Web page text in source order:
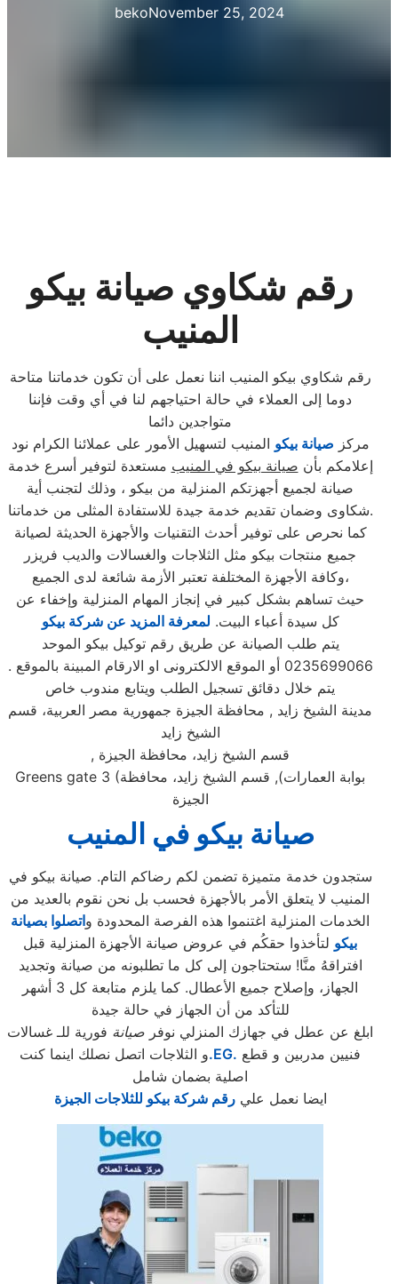
bekoNovember 25, 2024
رقم شكاوي صيانة بيكو
المنيب
رقم شكاوي بيكو المنيب اننا نعمل على أن تكون خدماتنا متاحة
دوما إلى العملاء في حالة احتياجهم لنا في أي وقت فإننا
متواجدين دائما
مركز صيانة بيكو المنيب لتسهيل الأمور على عملائنا الكرام نود
إعلامكم بأن صيانة بيكو في المنيب مستعدة لتوفير أسرع خدمة
صيانة لجميع أجهزتكم المنزلية من بيكو ، وذلك لتجنب أية
شكاوى وضمان تقديم خدمة جيدة للاستفادة المثلى من خدماتنا.
كما نحرص على توفير أحدث التقنيات والأجهزة الحديثة لصيانة
جميع منتجات بيكو مثل الثلاجات والغسالات والديب فریزر
وكافة الأجهزة المختلفة تعتبر الأزمة شائعة لدى الجميع،
حيث تساهم بشكل كبير في إنجاز المهام المنزلية وإخفاء عن
كل سيدة أعباء البيت. لمعرفة المزيد عن شركة بيكو
يتم طلب الصيانة عن طريق رقم توكيل بيكو الموحد
0235699066 أو الموقع الالكترونى او الارقام المبينة بالموقع .
يتم خلال دقائق تسجيل الطلب ويتابع مندوب خاص
مدينة الشيخ زايد , محافظة الجيزة جمهورية مصر العربية، قسم
الشيخ زايد
, قسم الشيخ زايد، محافظة الجيزة
Greens gate 3 (بوابة العمارات), قسم الشيخ زايد، محافظة
الجيزة
صيانة بيكو في المنيب
ستجدون خدمة متميزة تضمن لكم رضاكم التام. صيانة بيكو في
المنيب لا يتعلق الأمر بالأجهزة فحسب بل نحن نقوم بالعديد من
الخدمات المنزلية اغتنموا هذه الفرصة المحدودة واتصلوا بصيانة
بيكو لتأخذوا حقكُم في عروض صيانة الأجهزة المنزلية قبل
افتراقهُ منَّا! ستحتاجون إلى كل ما تطلبونه من صيانة وتجديد
الجهاز، وإصلاح جميع الأعطال. كما يلزم متابعة كل 3 أشهر
للتأكد من أن الجهاز في حالة جيدة
ابلغ عن عطل في جهازك المنزلي نوفر صيانة فورية للـ غسالات
و الثلاجات اتصل نصلك اينما كنت.EG.
اصلية بضمان شامل
ايضا نعمل عليرقم شركة بيكو للثلاجات الجيزة